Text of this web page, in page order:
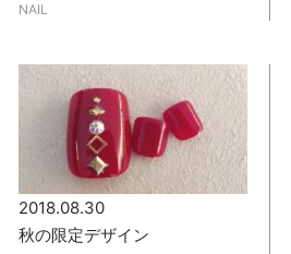
NAIL
2018.08.30
秋の限定デザイン